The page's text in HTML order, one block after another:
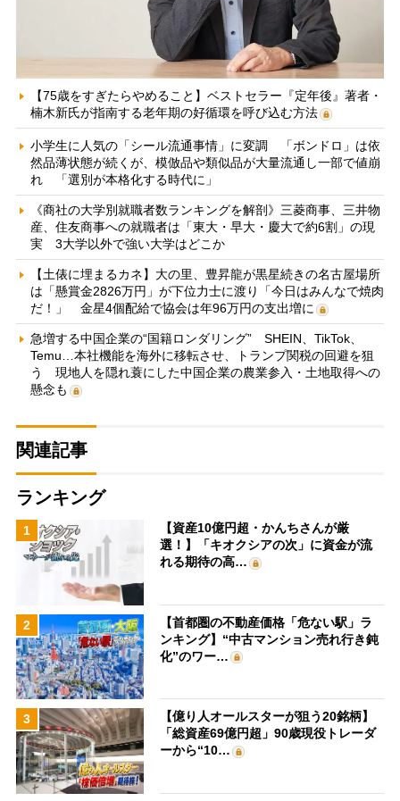
【75歳をすぎたらやめること】ベストセラー『定年後』著者・
楠木新氏が指南する老年期の好循環を呼び込む方法
小学生に人気の「シール流通事情」に変調 「ボンドロ」は依
然品薄状態が続くが、模倣品や類似品が大量流通し一部で値崩
れ 「選別が本格化する時代に」
《商社の大学別就職者数ランキングを解剖》三菱商事、三井物
産、住友商事への就職者は「東大・早大・慶大で約6割」の現
実 3大学以外で強い大学はどこか
【土俵に埋まるカネ】大の里、豊昇龍が黒星続きの名古屋場所
は「懸賞金2826万円」が下位力士に渡り「今日はみんなで焼肉
だ！」 金星4個配給で協会は年96万円の支出増に
急増する中国企業の“国籍ロンダリング” SHEIN、TikTok、
Temu…本社機能を海外に移転させ、トランプ関税の回避を狙
う 現地人を隠れ蓑にした中国企業の農業参入・土地取得への
懸念も
関連記事
ランキング
1
【資産10億円超・かんちさんが厳
選！】「キオクシアの次」に資金が流
れる期待の高…
2
【首都圏の不動産価格「危ない駅」ラ
ンキング】“中古マンション売れ行き鈍
化”のワー…
3
【億り人オールスターが狙う20銘柄】
「総資産69億円超」90歳現役トレーダ
ーから“10…